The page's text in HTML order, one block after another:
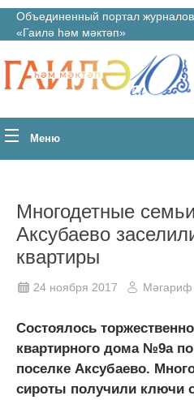
Объединенный портал
«Гаилә һәм мәктәп»
Меню
Многодетные
Аксубаево
квартиры
24 ноября 2017 Мәгариф
Состоялось
квартирного дома №9а
поселке Аксубаево.
сироты получили ключи